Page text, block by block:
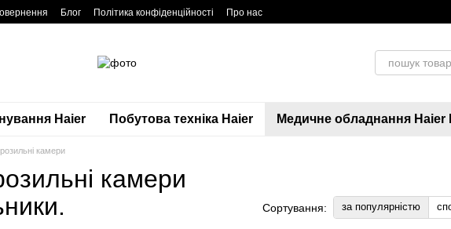
Блог Політика конфіденційності Про нас
Haier Побутова техніка Haier Медичне обладнання Haier
камери
камери
Сортування: за популярністю